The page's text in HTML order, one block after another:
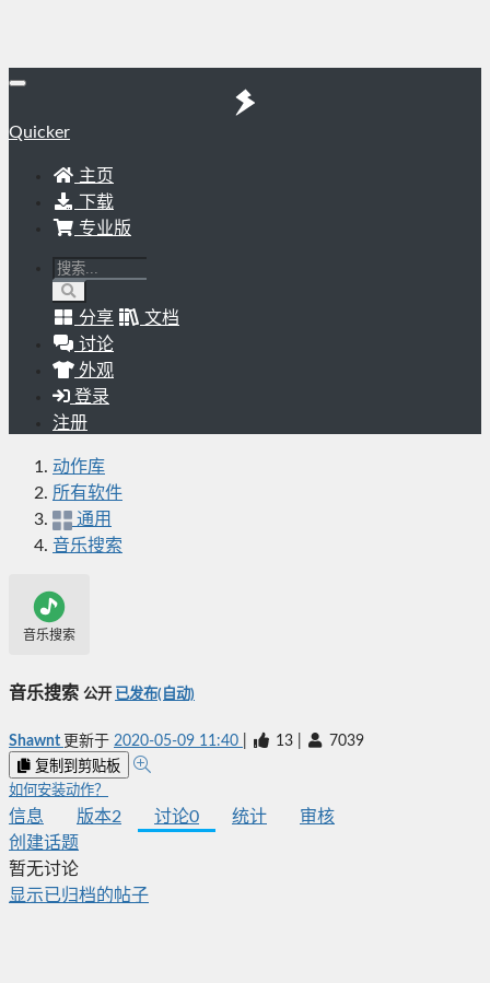
Quicker
主页
下载
专业版
分享
文档
讨论
外观
登录
注册
动作库
所有软件
通用
音乐搜索
音乐搜索
音乐搜索 公开 已发布(自动)
Shawnt 更新于 2020-05-09 11:40 13 7039
复制到剪贴板
如何安装动作？
信息 版本2 讨论0 统计
审核
创建话题
暂无讨论
显示已归档的帖子